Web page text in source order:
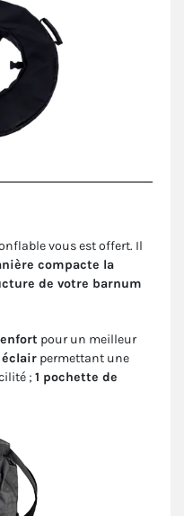
vous est offert. Il
compacte la
de votre barnum
pour un meilleur
éclair permettant une
; 1 pochette de